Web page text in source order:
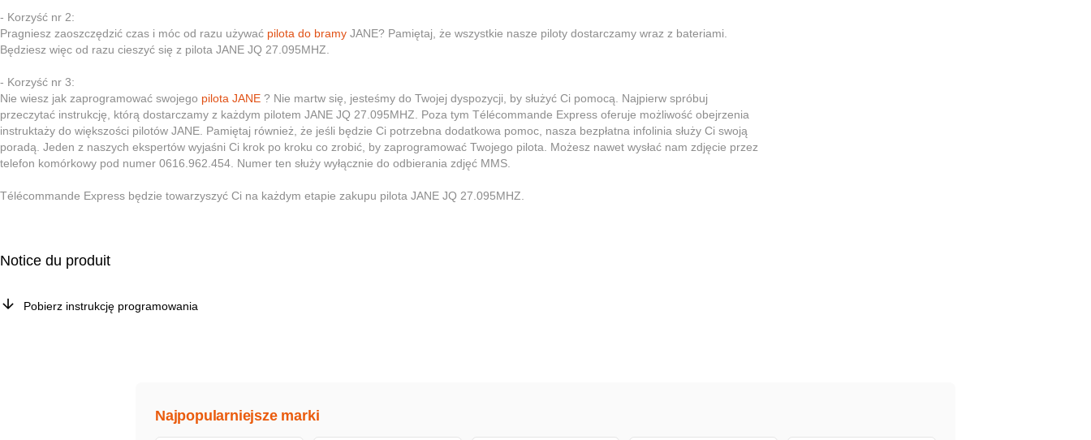
- Korzyść nr 2:
Pragniesz zaoszczędzić czas i móc od razu używać pilota do bramy JANE? Pamiętaj, że wszystkie nasze piloty dostarczamy wraz z bateriami.
Będziesz więc od razu cieszyć się z pilota JANE JQ 27.095MHZ.
- Korzyść nr 3:
Nie wiesz jak zaprogramować swojego pilota JANE ? Nie martw się, jesteśmy do Twojej dyspozycji, by służyć Ci pomocą. Najpierw spróbuj
przeczytać instrukcję, którą dostarczamy z każdym pilotem JANE JQ 27.095MHZ. Poza tym Télécommande Express oferuje możliwość obejrzenia
instruktaży do większości pilotów JANE. Pamiętaj również, że jeśli będzie Ci potrzebna dodatkowa pomoc, nasza bezpłatna infolinia służy Ci swoją
poradą. Jeden z naszych ekspertów wyjaśni Ci krok po kroku co zrobić, by zaprogramować Twojego pilota. Możesz nawet wysłać nam zdjęcie przez
telefon komórkowy pod numer 0616.962.454. Numer ten służy wyłącznie do odbierania zdjęć MMS.
Télécommande Express będzie towarzyszyć Ci na każdym etapie zakupu pilota JANE JQ 27.095MHZ.
Notice du produit
Pobierz instrukcję programowania
Najpopularniejsze marki